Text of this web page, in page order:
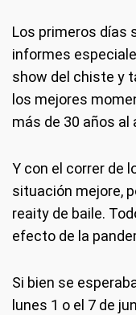
Los primeros días
informes
show del chiste y
los mejores
más de 30 años al
Y con el correr de
situación mejore,
reaity de baile.
efecto de la
Si bien se
lunes 1 o el 7 de